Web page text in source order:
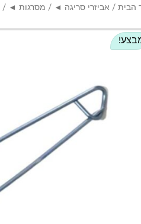
הבית / אביזרי סריגה ◄ / מסרגות ◄ /